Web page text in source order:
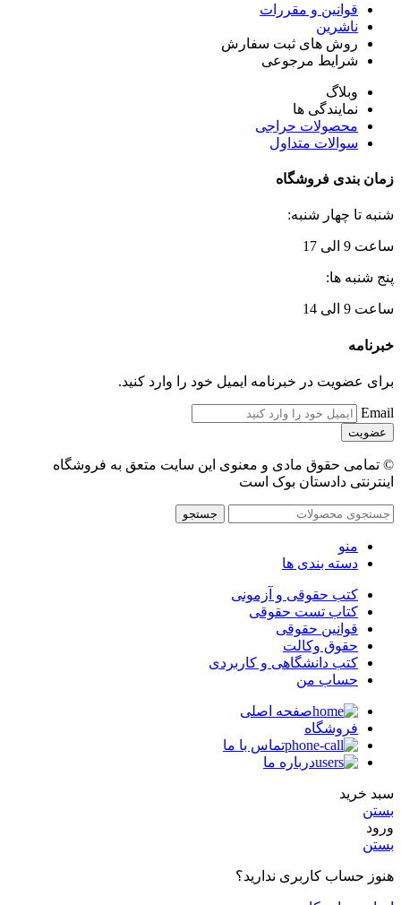
قوانین و مقررات
ناشرین
روش های ثبت سفارش
شرایط مرجوعی
وبلاگ
نمایندگی ها
محصولات حراجی
سوالات متداول
زمان بندی فروشگاه
شنبه تا چهار شنبه:
ساعت 9 الی 17
پنج شنبه ها:
ساعت 9 الی 14
خبرنامه
برای عضویت در خبرنامه ایمیل خود را وارد کنید.
Email
© تمامی حقوق مادی و معنوی این سایت متعق به فروشگاه
اینترنتی دادستان بوک است
جستجو
منو
دسته بندی ها
کتب حقوقی و آزمونی
کتاب تست حقوقی
قوانین حقوقی
حقوق وکالت
کتب دانشگاهی و کاربردی
حساب من
صفحه اصلی
فروشگاه
تماس با ما
درباره ما
سبد خرید
بستن
ورود
بستن
هنوز حساب کاربری ندارید؟